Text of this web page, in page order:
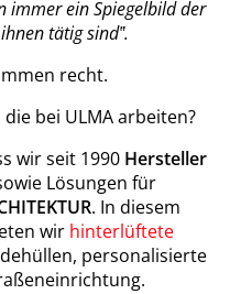
immer ein Spiegelbild der
tätig sind‟.
recht.
bei ULMA arbeiten?
wir seit 1990 Hersteller
Lösungen für
. In diesem
wir hinterlüftete
personalisierte